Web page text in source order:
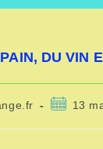
DU VIN
13